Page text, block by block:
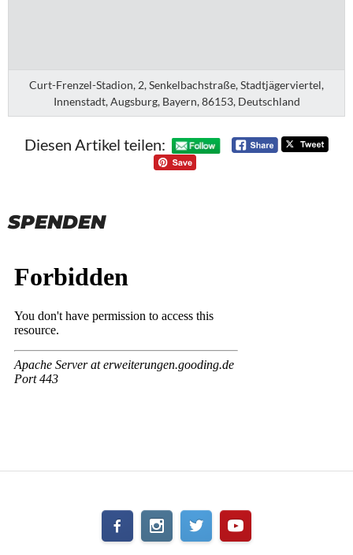
Curt-Frenzel-Stadion, 2, Senkelbachstraße, Stadtjägerviertel,
Innenstadt, Augsburg, Bayern, 86153, Deutschland
Diesen Artikel teilen:
SPENDEN